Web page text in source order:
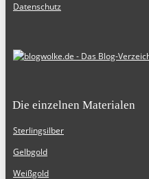
Datenschutz
Die einzelnen Materialen
Sterlingsilber
Gelbgold
Weißgold